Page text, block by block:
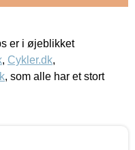
er i øjeblikket
, Cykler.dk,
, som alle har et stort